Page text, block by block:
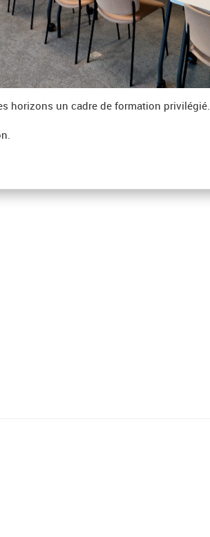
horizons un cadre de formation privilégié.